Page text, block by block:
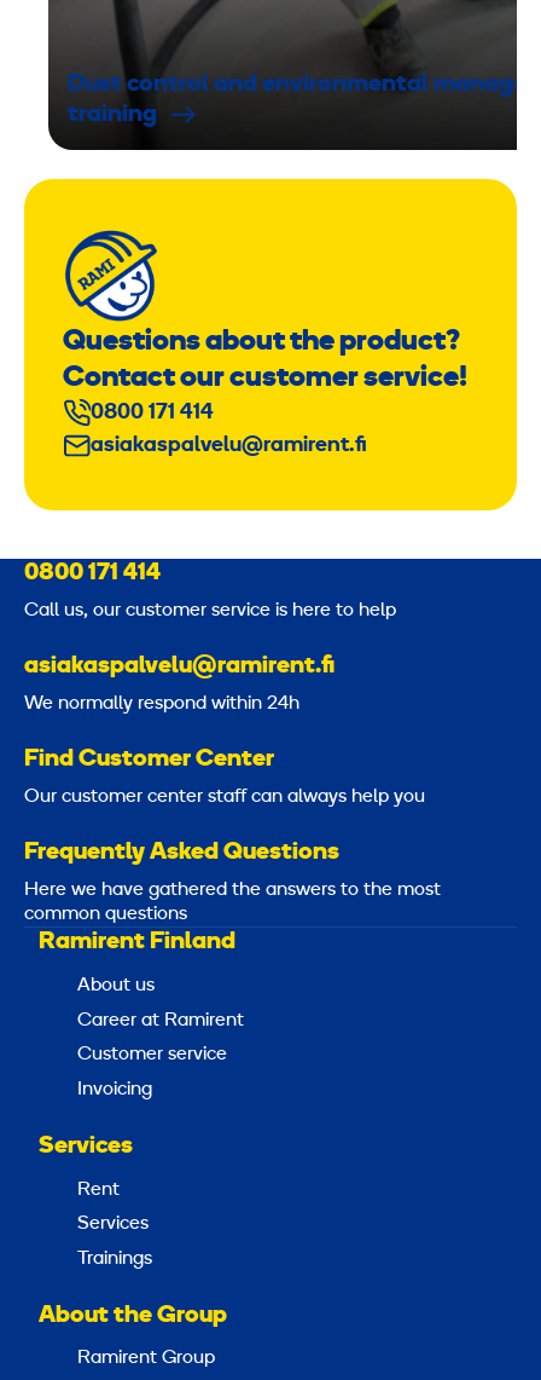
Dust control and environmental
training
Questions about the product?
Contact our customer service!
0800 171 414
asiakaspalvelu@ramirent.fi
0800 171 414
Call us, our customer service is here to help
asiakaspalvelu@ramirent.fi
We normally respond within 24h
Find Customer Center
Our customer center staff can always help you
Frequently Asked Questions
Here we have gathered the answers to the most
common questions
Ramirent Finland
About us
Career at Ramirent
Customer service
Invoicing
Services
Rent
Services
Trainings
About the Group
Ramirent Group